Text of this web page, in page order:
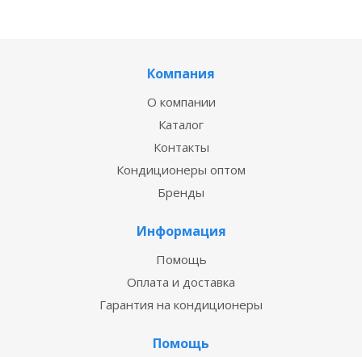
Компания
О компании
Каталог
Контакты
Кондиционеры оптом
Бренды
Информация
Помощь
Оплата и доставка
Гарантия на кондиционеры
Помощь